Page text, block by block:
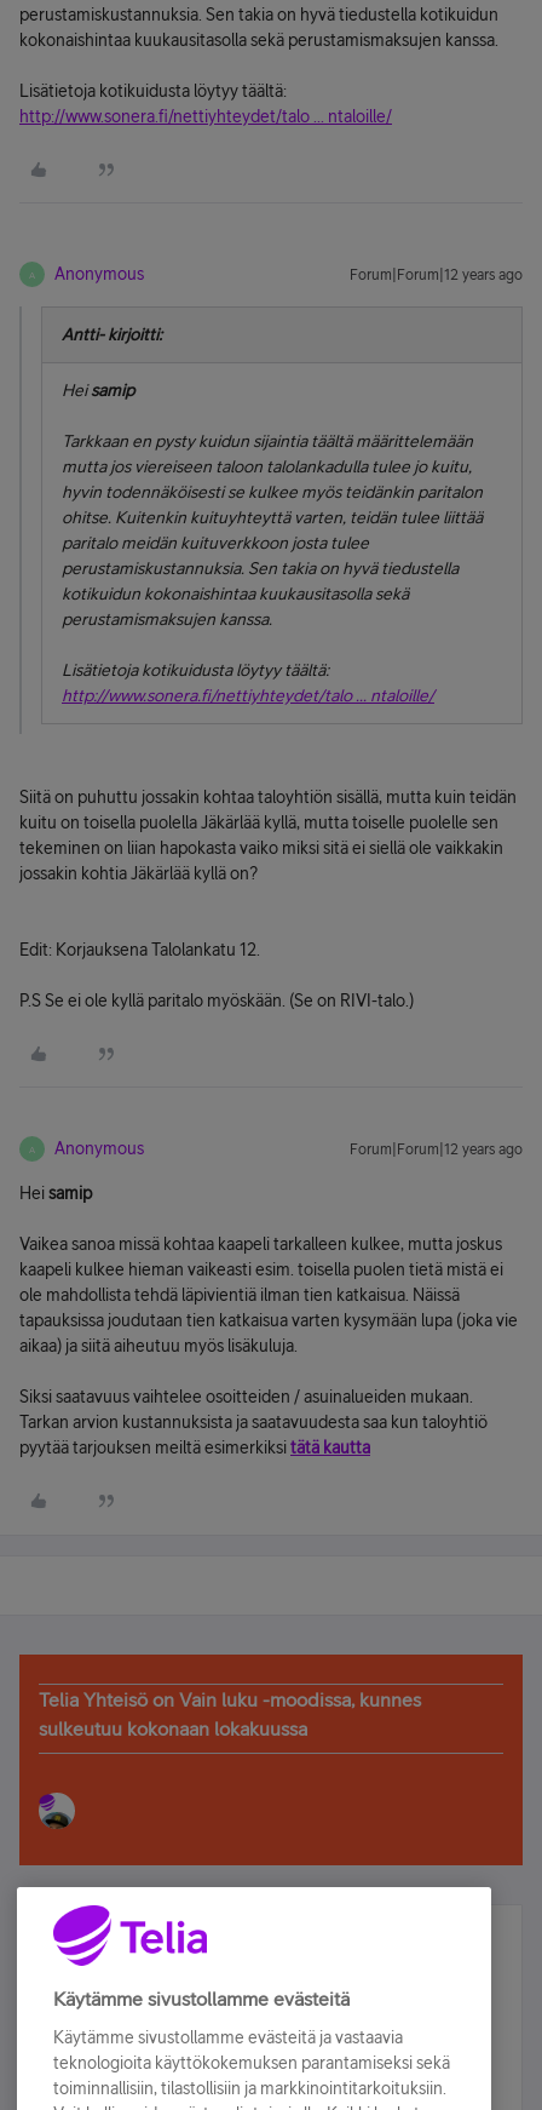
perustamiskustannuksia. Sen takia on hyvä tiedustella kotikuidun
kokonaishintaa kuukausitasolla sekä perustamismaksujen kanssa.
Lisätietoja kotikuidusta löytyy täältä:
http://www.sonera.fi/nettiyhteydet/talo ... ntaloille/
A Anonymous Forum|Forum|12 years ago
Antti- kirjoitti:
Heisamip
Tarkkaan en pysty kuidun sijaintia täältä määrittelemään
mutta jos viereiseen taloon talolankadulla tulee jo kuitu,
hyvin todennäköisesti se kulkee myös teidänkin paritalon
ohitse. Kuitenkin kuituyhteyttä varten, teidän tulee liittää
paritalo meidän kuituverkkoon josta tulee
perustamiskustannuksia. Sen takia on hyvä tiedustella
kotikuidun kokonaishintaa kuukausitasolla sekä
perustamismaksujen kanssa.
Lisätietoja kotikuidusta löytyy täältä:
http://www.sonera.fi/nettiyhteydet/talo ... ntaloille/
Siitä on puhuttu jossakin kohtaa taloyhtiön sisällä, mutta kuin teidän
kuitu on toisella puolella Jäkärlää kyllä, mutta toiselle puolelle sen
tekeminen on liian hapokasta vaiko miksi sitä ei siellä ole vaikkakin
jossakin kohtia Jäkärlää kyllä on?
Edit: Korjauksena Talolankatu 12.
P.S Se ei ole kyllä paritalo myöskään. (Se on RIVI-talo.)
A Anonymous Forum|Forum|12 years ago
Heisamip
Vaikea sanoa missä kohtaa kaapeli tarkalleen kulkee, mutta joskus
kaapeli kulkee hieman vaikeasti esim. toisella puolen tietä mistä ei
ole mahdollista tehdä läpivientiä ilman tien katkaisua. Näissä
tapauksissa joudutaan tien katkaisua varten kysymään lupa (joka vie
aikaa) ja siitä aiheutuu myös lisäkuluja.
Siksi saatavuus vaihtelee osoitteiden / asuinalueiden mukaan.
Tarkan arvion kustannuksista ja saatavuudesta saa kun taloyhtiö
pyytää tarjouksen meiltä esimerkiksitätä kautta
Telia Yhteisö on Vain luku -moodissa, kunnes
sulkeutuu kokonaan lokakuussa
Älä jää paitsi – osallistu ja voita!
Tilaa Telian uutiskirje ja olet mukana arvonnassa.
sähköpostiisi.
Käytämme sivustollamme evästeitä
Käytämme sivustollamme evästeitä ja vastaavia
teknologioita käyttökokemuksen parantamiseksi sekä
toiminnallisiin, tilastollisiin ja markkinointitarkoituksiin.